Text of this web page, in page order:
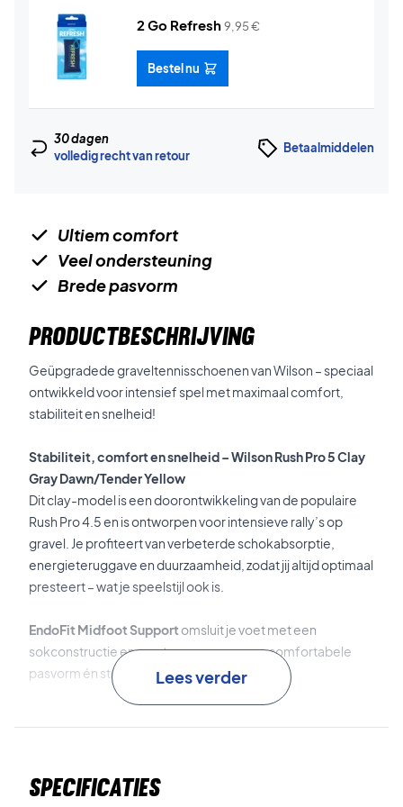
2 Go Refresh9,95€
Bestel nu
30 dagen
volledig recht van retour
Betaalmiddelen
Ultiem comfort
Veel ondersteuning
Brede pasvorm
PRODUCTBESCHRIJVING
Geüpgradede graveltennisschoenen van Wilson – speciaal
ontwikkeld voor intensief spel met maximaal comfort,
stabiliteit en snelheid!
Stabiliteit, comfort en snelheid – Wilson Rush Pro 5 Clay
Gray Dawn/Tender Yellow
Dit clay-model is een doorontwikkeling van de populaire
Rush Pro 4.5 en is ontworpen voor intensieve rally’s op
gravel. Je profiteert van verbeterde schokabsorptie,
energieteruggave en duurzaamheid, zodat jij altijd optimaal
presteert – wat je speelstijl ook is.
EndoFit Midfoot Support omsluit je voet met een
sokconstructie en zorgt voor een nauwe, comfortabele
pasvorm én sterke laterale stabiliteit.
Lees verder
Specificaties